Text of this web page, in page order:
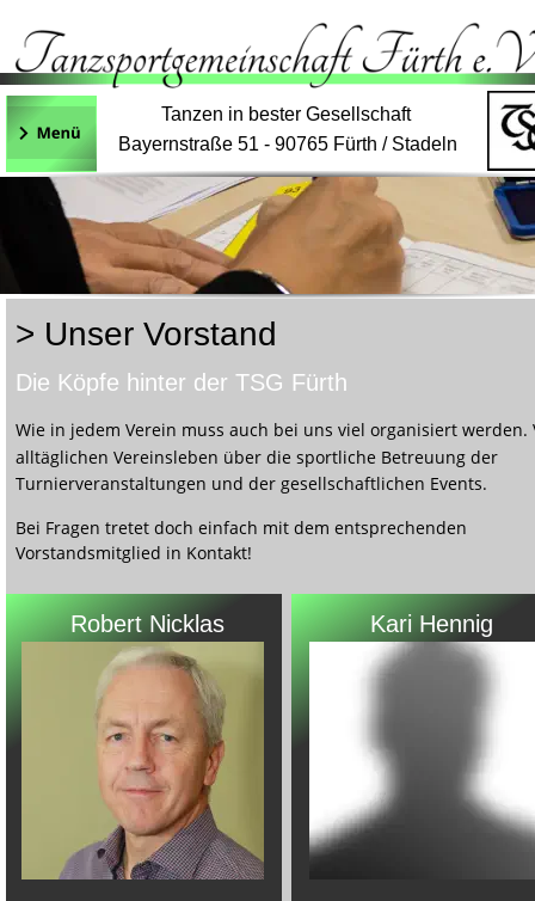
Bayernstraße 51 - 90765 Fürth / Stadeln
Tanzen in bester Gesellschaft
Robert Nicklas Kari Hennig
> Unser Vorstand
Die Köpfe hinter der TSG Fürth
Wie in jedem Verein muss auch bei uns viel organisiert werden.
alltäglichen Vereinsleben über die sportliche Betreuung der
Turnierveranstaltungen und der gesellschaftlichen Events.
Bei Fragen tretet doch einfach mit dem entsprechenden
Vorstandsmitglied in Kontakt!